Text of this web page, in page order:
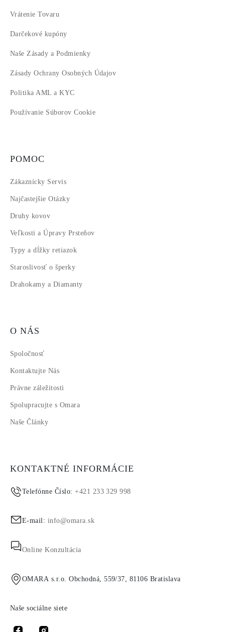
Vrátenie Tovaru
Darčekové kupóny
Naše Zásady a Podmienky
Zásady Ochrany Osobných Údajov
Politika AML a KYC
Používanie Súborov Cookie
POMOC
Zákaznícky Servis
Najčastejšie Otázky
Druhy kovov
Veľkosti a Úpravy Prsteňov
Typy a dĺžky retiazok
Staroslivosť o šperky
Drahokamy a Diamanty
O NÁS
Spoločnosť
Kontaktujte Nás
Právne záležitosti
Spolupracujte s Omara
Naše Články
KONTAKTNÉ INFORMÁCIE
Telefónne Číslo:+421 233 329 998
E-mail: info@omara.sk
Online Konzultácia
OMARA s.r.o. Obchodná, 559/37, 81106 Bratislava
Naše sociálne siete